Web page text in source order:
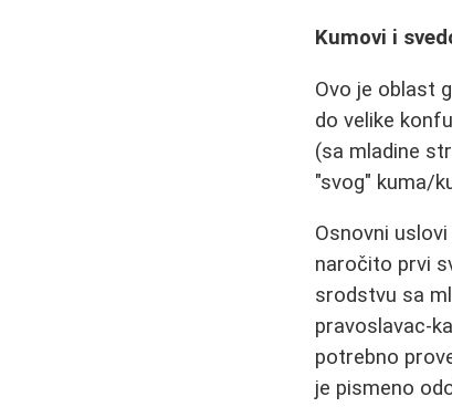
Kumovi i
Ovo je oblast
do velike
(sa mladine
"svog" kuma/
Osnovni
naročito prvi
srodstvu sa
pravoslavac-
potrebno
je pismeno